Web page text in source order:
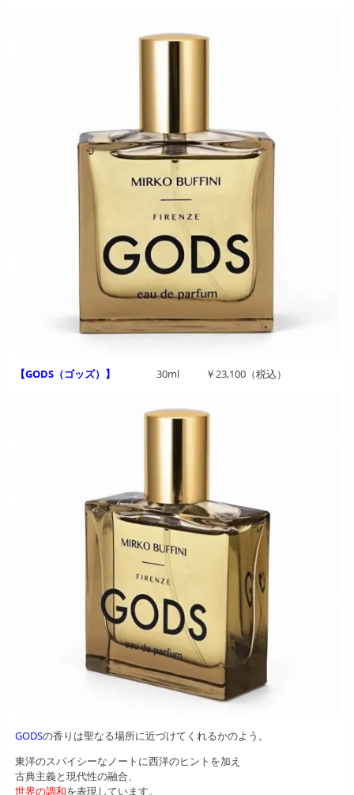
【GODS（ゴッズ）】 30ml ￥23,100（税込）
GODSの香りは聖なる場所に近づけてくれるかのよう。
東洋のスパイシーなノートに西洋のヒントを加え
古典主義と現代性の融合、
世界の調和を表現しています。